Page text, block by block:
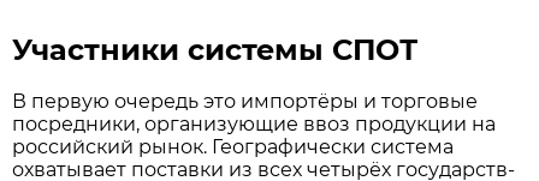
Участники системы СПОТ
В первую очередь это импортёры и торговые
посредники, организующие ввоз продукции на
российский рынок. Географически система
охватывает поставки из всех четырёх государств-